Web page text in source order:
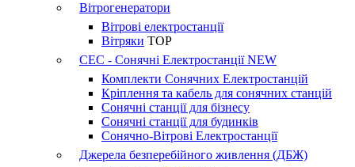
Вітрогенератори
Вітрові електростанції
Вітряки TOP
СЕС - Сонячні Електростанції NEW
Комплекти Сонячних Електростанцій
Кріплення та кабель для сонячних станцій
Сонячні станції для бізнесу
Сонячні станції для будинків
Сонячно-Вітрові Електростанції
Джерела безперебійного живлення (ДБЖ)